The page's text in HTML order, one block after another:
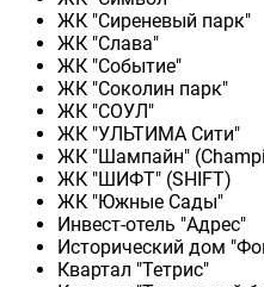
ЖК "Сиреневый парк"
ЖК "Слава"
ЖК "Событие"
ЖК "Соколин парк"
ЖК "СОУЛ"
ЖК "УЛЬТИМА Сити"
ЖК "Шампайн"
ЖК "ШИФТ" (SHIFT)
ЖК "Южные Сады"
Инвест-отель "Адрес"
Исторический дом
Квартал "Тетрис"